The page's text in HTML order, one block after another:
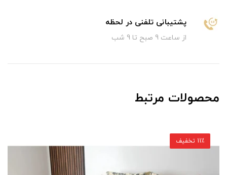
پشتیبانی تلفنی در لحظه
از ساعت 9 صبح تا 9 شب
محصولات مرتبط
11٪ تخفیف